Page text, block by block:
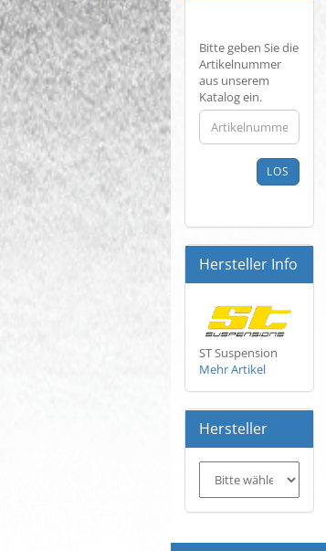
BITTE
GEBEN
SIE
DIE
ARTIKELNUMMER
AUS
UNSEREM
Bitte geben Sie die
Artikelnummer
aus unserem
Katalog ein.
LOS
Hersteller Info
ST Suspension
Mehr Artikel
Hersteller